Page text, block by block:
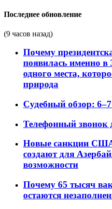
Последнее обновление
(9 часов назад)
Почему
появилась именно в
одного места,
природа
Судебный обзор: 6–7
Телефонный звонок
Новые санкции
создают для
возможности
Почему 65 тысяч
остаются